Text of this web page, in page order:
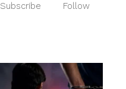
Subscribe Follow